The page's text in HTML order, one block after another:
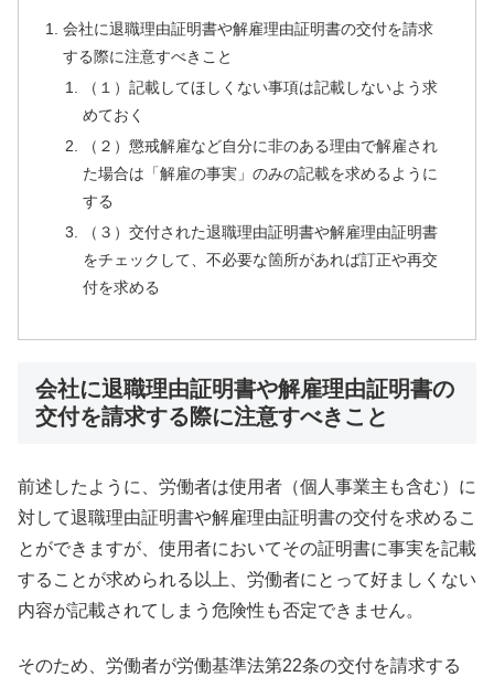
会社に退職理由証明書や解雇理由証明書の交付を請求
する際に注意すべきこと
（１）記載してほしくない事項は記載しないよう求
めておく
（２）懲戒解雇など自分に非のある理由で解雇され
た場合は「解雇の事実」のみの記載を求めるように
する
（３）交付された退職理由証明書や解雇理由証明書
をチェックして、不必要な箇所があれば訂正や再交
付を求める
会社に退職理由証明書や解雇理由証明書の
交付を請求する際に注意すべきこと
前述したように、労働者は使用者（個人事業主も含む）に
対して退職理由証明書や解雇理由証明書の交付を求めるこ
とができますが、使用者においてその証明書に事実を記載
することが求められる以上、労働者にとって好ましくない
内容が記載されてしまう危険性も否定できません。
そのため、労働者が労働基準法第22条の交付を請求する